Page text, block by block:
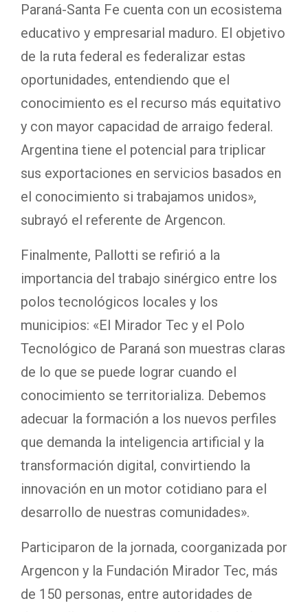
Paraná-Santa Fe cuenta con un ecosistema
educativo y empresarial maduro. El objetivo
de la ruta federal es federalizar estas
oportunidades, entendiendo que el
conocimiento es el recurso más equitativo
y con mayor capacidad de arraigo federal.
Argentina tiene el potencial para triplicar
sus exportaciones en servicios basados en
el conocimiento si trabajamos unidos»,
subrayó el referente de Argencon.
Finalmente, Pallotti se refirió a la
importancia del trabajo sinérgico entre los
polos tecnológicos locales y los
municipios: «El Mirador Tec y el Polo
Tecnológico de Paraná son muestras claras
de lo que se puede lograr cuando el
conocimiento se territorializa. Debemos
adecuar la formación a los nuevos perfiles
que demanda la inteligencia artificial y la
transformación digital, convirtiendo la
innovación en un motor cotidiano para el
desarrollo de nuestras comunidades».
Participaron de la jornada, coorganizada por
Argencon y la Fundación Mirador Tec, más
de 150 personas, entre autoridades de